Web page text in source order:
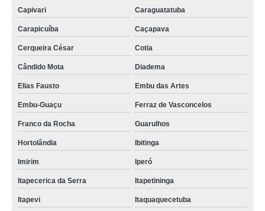
Capivari Caraguatatuba
Carapicuíba Caçapava
Cerqueira César Cotia
Cândido Mota Diadema
Elias Fausto Embu das Artes
Embu-Guaçu Ferraz de Vasconcelos
Franco da Rocha Guarulhos
Hortolândia Ibitinga
Imirim Iperó
Itapecerica da Serra Itapetininga
Itapevi Itaquaquecetuba